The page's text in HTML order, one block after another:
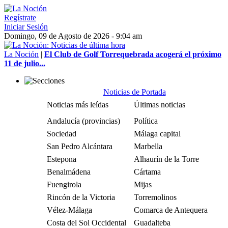
Regístrate
Iniciar Sesión
Domingo, 09 de Agosto de 2026 - 9:04 am
La Noción | El Club de Golf Torrequebrada acogerá el próximo
11 de julio...
Noticias de Portada
Noticias más leídas
Últimas noticias
Andalucía (provincias)
Política
Sociedad
Málaga capital
San Pedro Alcántara
Marbella
Estepona
Alhaurín de la Torre
Benalmádena
Cártama
Fuengirola
Mijas
Rincón de la Victoria
Torremolinos
Vélez-Málaga
Comarca de Antequera
Costa del Sol Occidental
Guadalteba